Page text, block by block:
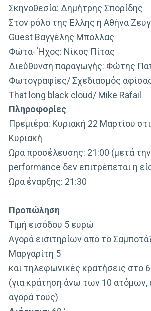
Σκηνοθεσία: Δημήτρης Σπορίδης
Στον ρόλο της Έλλης η Αθήνα
Guest Βαγγέλης Μπόλλας
Φώτα- Ήχος: Νίκος Πίτας
Διεύθυνση παραγωγής: Φώτης
Φωτογραφίες/ Σχεδιασμός
That long black cloud/ Mike Rafail
Πληροφορίες
Πρεμιέρα: Κυριακή 22 Μαρτίου
Κυριακή
Ώρα προσέλευσης: 21:00 (μετά
performance δεν επιτρέπεται η
Ώρα έναρξης: 21:30
Προπώληση
Τιμή εισόδου 5 ευρώ
Αγορά εισιτηρίων από το
Μαργαρίτη 5
και τηλεφωνικές κρατήσεις στο
(για κράτηση άνω των 10 ατόμων,
αγορά τους)